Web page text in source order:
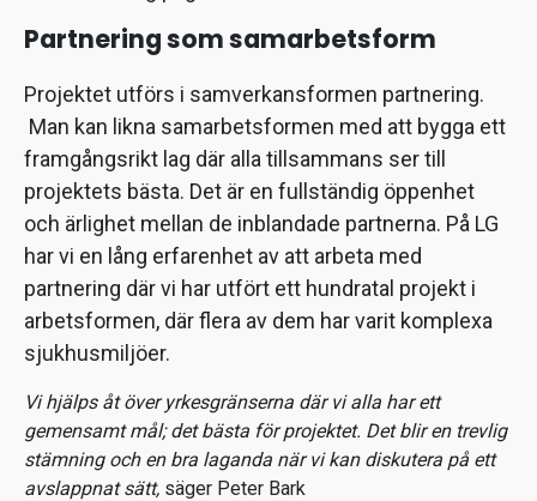
Partnering som samarbetsform
Projektet utförs i samverkansformen partnering.
Man kan likna samarbetsformen med att bygga ett
framgångsrikt lag där alla tillsammans ser till
projektets bästa. Det är en fullständig öppenhet
och ärlighet mellan de inblandade partnerna. På LG
har vi en lång erfarenhet av att arbeta med
partnering där vi har utfört ett hundratal projekt i
arbetsformen, där flera av dem har varit komplexa
sjukhusmiljöer.
Vi hjälps åt över yrkesgränserna där vi alla har ett
gemensamt mål; det bästa för projektet. Det blir en trevlig
stämning och en bra laganda när vi kan diskutera på ett
avslappnat sätt, säger Peter Bark